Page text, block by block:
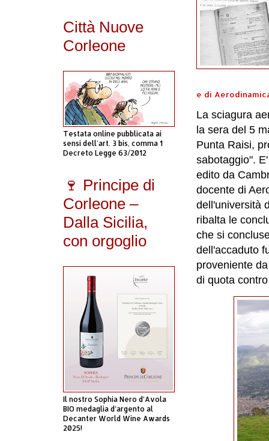
e di
La sciagura
la sera del 5
Punta Raisi,
sabotaggio".
edito da
docente di
dell'università
ribalta le
che si
dell'accaduto
proveniente
di quota
Città Nuove
Corleone
Testata online pubblicata ai
sensi dell'art. 3 bis, comma 1
Decreto Legge 63/2012
🍷 Principe di
Corleone –
Dalla Sicilia,
con orgoglio
Il nostro Sophia Nero d’Avola
BIO medaglia d’argento al
Decanter World Wine Awards
2025!